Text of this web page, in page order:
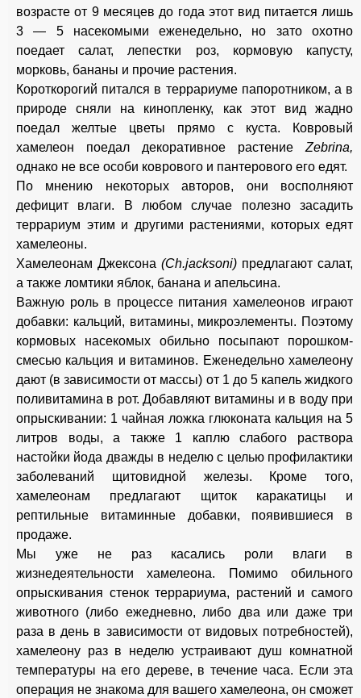
возрасте от 9 месяцев до года этот вид питается лишь
3 — 5 насекомыми еженедельно, но зато охотно
поедает салат, лепестки роз, кормовую капусту,
морковь, бананы и прочие растения.
Короткорогий питался в террариуме папоротником, а в
природе сняли на кинопленку, как этот вид жадно
поедал желтые цветы прямо с куста. Ковровый
хамелеон поедал декоративное растение Zebrina,
однако не все особи коврового и пантерового его едят.
По мнению некоторых авторов, они восполняют
дефицит влаги. В любом случае полезно засадить
террариум этим и другими растениями, которых едят
хамелеоны.
Хамелеонам Джексона (Ch.jacksoni) предлагают салат,
а также ломтики яблок, банана и апельсина.
Важную роль в процессе питания хамелеонов играют
добавки: кальций, витамины, микроэлементы. Поэтому
кормовых насекомых обильно посыпают порошком-
смесью кальция и витаминов. Еженедельно хамелеону
дают (в зависимости от массы) от 1 до 5 капель жидкого
поливитамина в рот. Добавляют витамины и в воду при
опрыскивании: 1 чайная ложка глюконата кальция на 5
литров воды, а также 1 каплю слабого раствора
настойки йода дважды в неделю с целью профилактики
заболеваний щитовидной железы. Кроме того,
хамелеонам предлагают щиток каракатицы и
рептильные витаминные добавки, появившиеся в
продаже.
Мы уже не раз касались роли влаги в
жизнедеятельности хамелеона. Помимо обильного
опрыскивания стенок террариума, растений и самого
животного (либо ежедневно, либо два или даже три
раза в день в зависимости от видовых потребностей),
хамелеону раз в неделю устраивают душ комнатной
температуры на его дереве, в течение часа. Если эта
операция не знакома для вашего хамелеона, он сможет